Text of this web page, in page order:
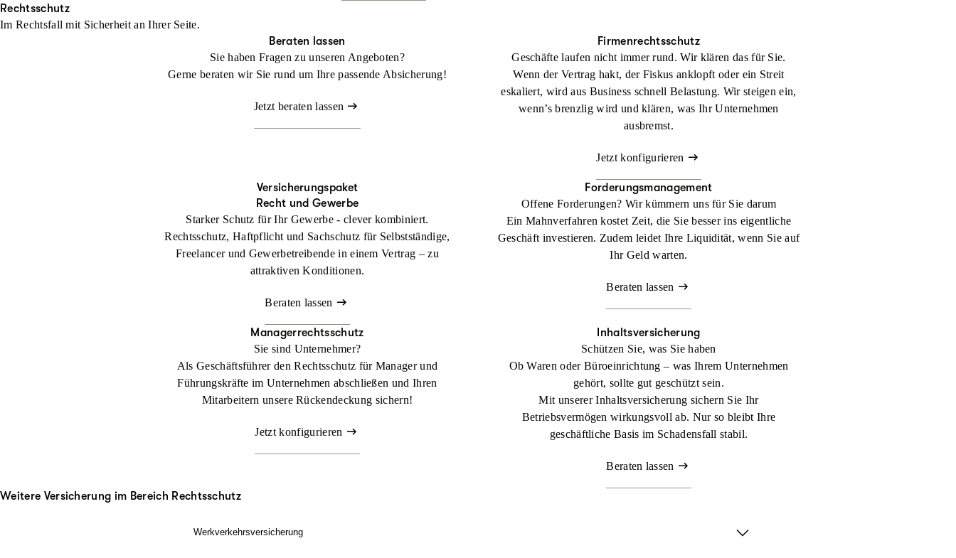
Rechtsschutz
Im Rechtsfall mit Sicher­heit an Ihrer Seite.
Beraten lassen
Sie haben Fragen zu unseren Angeboten?
Gerne beraten wir Sie rund um Ihre passende Absicherung!
Jetzt beraten lassen
Firmenrechtsschutz
Geschäfte laufen nicht immer rund. Wir klären das für Sie.
Wenn der Vertrag hakt, der Fiskus anklopft oder ein Streit
eskaliert, wird aus Business schnell Belastung. Wir steigen ein,
wenn’s brenzlig wird und klären, was Ihr Unternehmen
ausbremst.
Jetzt konfigurieren
Versicherungspaket
Recht und Gewerbe
Starker Schutz für Ihr Gewerbe - clever kombiniert.
Rechtsschutz, Haftpflicht und Sachschutz für Selbstständige,
Freelancer und Gewerbetreibende in einem Vertrag – zu
attraktiven Konditionen.
Beraten lassen
Forderungsmanagement
Offene Forderungen? Wir kümmern uns für Sie darum
Ein Mahnverfahren kostet Zeit, die Sie besser ins eigentliche
Geschäft investieren. Zudem leidet Ihre Liquidität, wenn Sie auf
Ihr Geld warten.
Beraten lassen
Managerrechtsschutz
Sie sind Unternehmer?
Als Geschäftsführer den Rechtsschutz für Manager und
Führungskräfte im Unternehmen abschließen und Ihren
Mitarbeitern unsere Rückendeckung sichern!
Jetzt konfigurieren
Inhaltsversicherung
Schützen Sie, was Sie haben
Ob Waren oder Büroeinrichtung – was Ihrem Unternehmen
gehört, sollte gut geschützt sein.
Mit unserer Inhaltsversicherung sichern Sie Ihr
Betriebsvermögen wirkungsvoll ab. Nur so bleibt Ihre
geschäftliche Basis im Schadensfall stabil.
Beraten lassen
Weitere Versicherung im Bereich Rechtsschutz
Werkverkehrsversicherung